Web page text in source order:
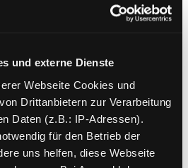
und externe Dienste
Webseite Cookies und
Drittanbietern zur Verarbeitung
Daten (z.B.: IP-Adressen).
für den Betrieb der
uns helfen, diese Webseite
Ohridsee und allen
Trescher Reiseführer
Sachbuch
in Cornwall
& werd glücklich